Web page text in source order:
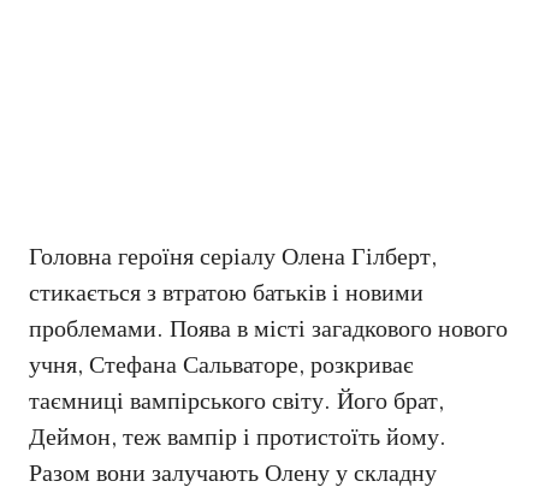
Головна героїня серіалу Олена Гілберт,
стикається з втратою батьків і новими
проблемами. Поява в місті загадкового нового
учня, Стефана Сальваторе, розкриває
таємниці вампірського світу. Його брат,
Деймон, теж вампір і протистоїть йому.
Разом вони залучають Олену у складну